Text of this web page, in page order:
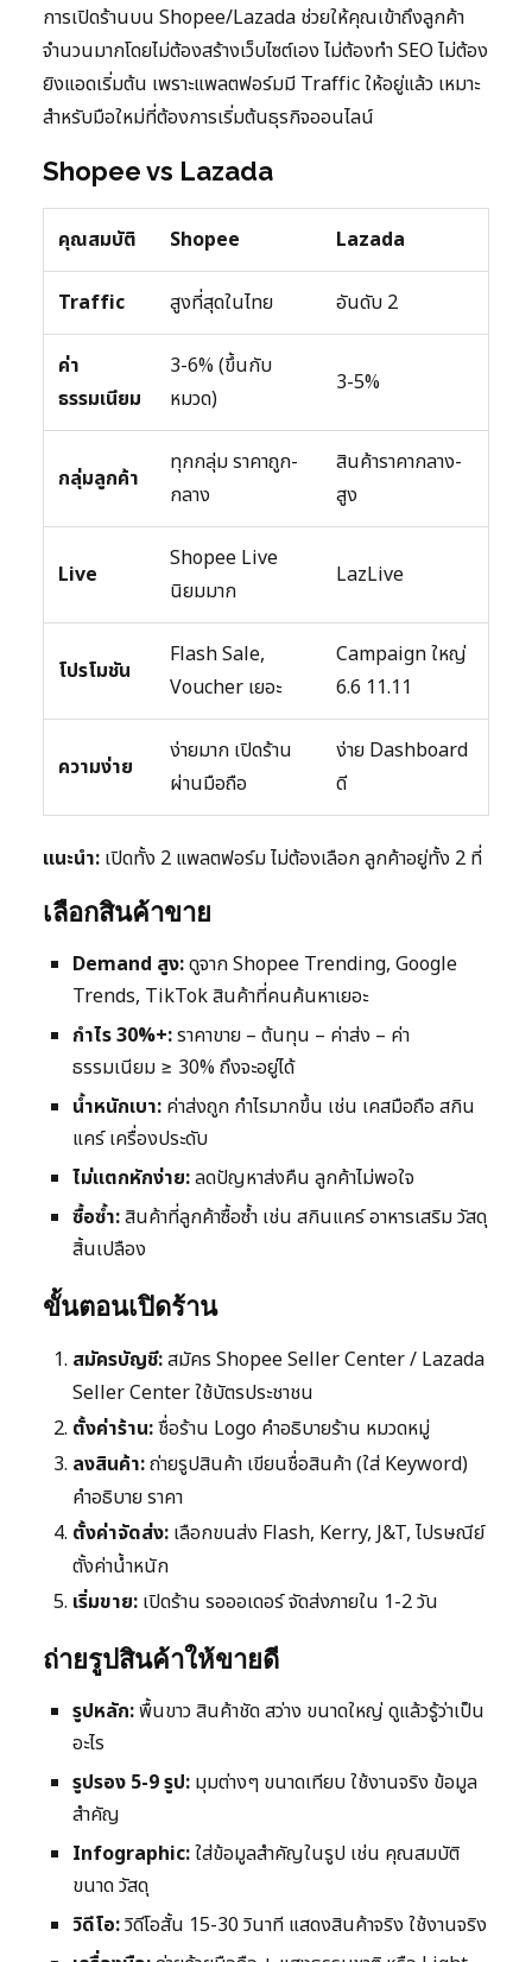
การเปิดร้านบน Shopee/Lazada ช่วยให้คุณเข้าถึงลูกค้า
จำนวนมากโดยไม่ต้องสร้างเว็บไซต์เอง ไม่ต้องทำ SEO ไม่ต้อง
ยิงแอดเริ่มต้น เพราะแพลตฟอร์มมี Traffic ให้อยู่แล้ว เหมาะ
สำหรับมือใหม่ที่ต้องการเริ่มต้นธุรกิจออนไลน์
Shopee vs Lazada
คุณสมบัติ Shopee Lazada
Traffic สูงที่สุดในไทย อันดับ 2
ค่า
ธรรมเนียม
3-6% (ขึ้นกับ
หมวด)
3-5%
กลุ่มลูกค้า
ทุกกลุ่ม ราคาถูก-
กลาง
สินค้าราคากลาง-
สูง
Live
Shopee Live
นิยมมาก
LazLive
โปรโมชัน
Flash Sale,
Voucher เยอะ
Campaign ใหญ่
6.6 11.11
ความง่าย
ง่ายมาก เปิดร้าน
ผ่านมือถือ
ง่าย Dashboard
ดี
แนะนำ: เปิดทั้ง 2 แพลตฟอร์ม ไม่ต้องเลือก ลูกค้าอยู่ทั้ง 2 ที่
เลือกสินค้าขาย
Demand สูง:ดูจาก Shopee Trending, Google
Trends, TikTok สินค้าที่คนค้นหาเยอะ
กำไร 30%+:ราคาขาย – ต้นทุน – ค่าส่ง – ค่า
ธรรมเนียม ≥ 30% ถึงจะอยู่ได้
น้ำหนักเบา: ค่าส่งถูก กำไรมากขึ้น เช่น เคสมือถือ สกิน
แคร์ เครื่องประดับ
ไม่แตกหักง่าย:ลดปัญหาส่งคืน ลูกค้าไม่พอใจ
ซื้อซ้ำ:สินค้าที่ลูกค้าซื้อซ้ำ เช่น สกินแคร์ อาหารเสริม วัสดุ
สิ้นเปลือง
ขั้นตอนเปิดร้าน
สมัครบัญชี:สมัคร Shopee Seller Center / Lazada
Seller Center ใช้บัตรประชาชน
ตั้งค่าร้าน:ชื่อร้าน Logo คำอธิบายร้าน หมวดหมู่
ลงสินค้า:ถ่ายรูปสินค้า เขียนชื่อสินค้า (ใส่ Keyword)
คำอธิบาย ราคา
ตั้งค่าจัดส่ง: เลือกขนส่ง Flash, Kerry, J&T, ไปรษณีย์
ตั้งค่าน้ำหนัก
เริ่มขาย: เปิดร้าน รอออเดอร์ จัดส่งภายใน 1-2 วัน
ถ่ายรูปสินค้าให้ขายดี
รูปหลัก:พื้นขาว สินค้าชัด สว่าง ขนาดใหญ่ ดูแล้วรู้ว่าเป็น
อะไร
รูปรอง 5-9 รูป: มุมต่างๆ ขนาดเทียบ ใช้งานจริง ข้อมูล
สำคัญ
Infographic:ใส่ข้อมูลสำคัญในรูป เช่น คุณสมบัติ
ขนาด วัสดุ
วิดีโอ:วิดีโอสั้น 15-30 วินาที แสดงสินค้าจริง ใช้งานจริง